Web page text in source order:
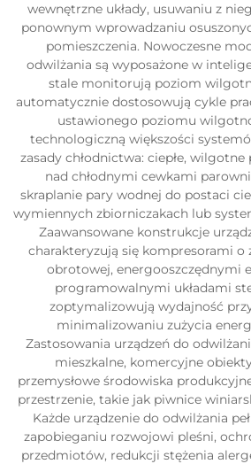
wewnętrzne układy, usuwaniu z
ponownym wprowadzaniu
pomieszczenia. Nowoczesne
odwilżania są wyposażone w
stale monitorują poziom
automatycznie dostosowują cykle
ustawionego poziomu
technologiczną większości
zasady chłodnictwa: ciepłe, wilgotne
nad chłodnymi cewkami
skraplanie pary wodnej do postaci
wymiennych zbiorniczakach lub
Zaawansowane konstrukcje
charakteryzują się kompresorami o
obrotowej, energooszczędnymi
programowalnymi układami
zoptymalizowują wydajność
minimalizowaniu zużycia
Zastosowania urządzeń do
mieszkalne, komercyjne
przemysłowe środowiska
przestrzenie, takie jak piwnice
Każde urządzenie do odwilżania
zapobieganiu rozwojowi pleśni,
przedmiotów, redukcji stężenia